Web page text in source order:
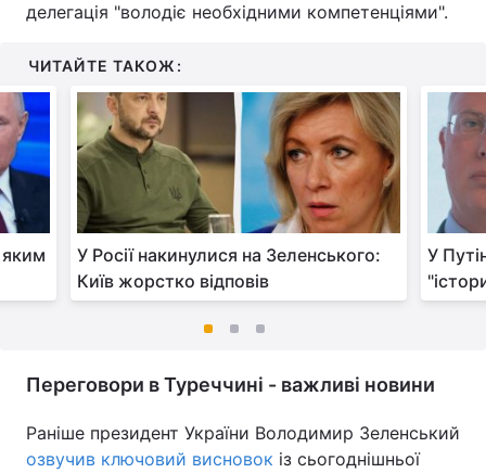
делегація "володіє необхідними компетенціями".
ЧИТАЙТЕ ТАКОЖ:
яким
У Росії накинулися на Зеленського:
Київ жорстко відповів
У
Переговори в Туреччині - важливі новини
Раніше президент України Володимир Зеленський
озвучив ключовий висновок із сьогоднішньої